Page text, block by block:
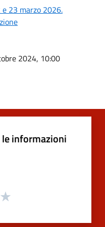
23 marzo 2026.
2024, 10:00
informazioni